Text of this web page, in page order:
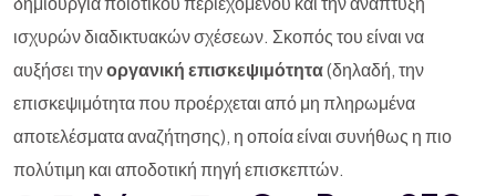
ισχυρών διαδικτυακών σχέσεων. Σκοπός του είναι να
αυξήσει τηνοργανική επισκεψιμότητα(δηλαδή, την
επισκεψιμότητα που προέρχεται από μη πληρωμένα
αποτελέσματα αναζήτησης), η οποία είναι συνήθως η πιο
πολύτιμη και αποδοτική πηγή επισκεπτών.